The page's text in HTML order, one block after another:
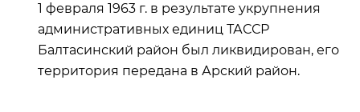
1 февраля 1963 г. в результате укрупнения
административных единиц ТАССР
Балтасинский район был ликвидирован, его
территория передана в Арский район.